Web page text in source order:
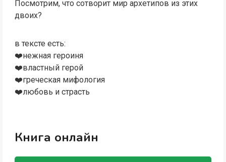
Посмотрим, что сотворит мир архетипов из этих
двоих?
в тексте есть:
‍❤️‍нежная героиня
‍❤️‍властный герой
‍❤️‍греческая мифология
‍❤️‍любовь и страсть
Книга онлайн